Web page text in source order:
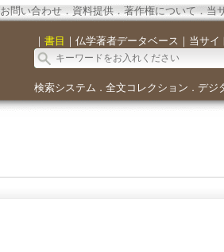
お問い合わせ． 資料提供．著作権について．当
｜ 書目 ｜ 仏学著者データベース ｜ 当サイ
検索システム ． 全文コレクション ． デジ